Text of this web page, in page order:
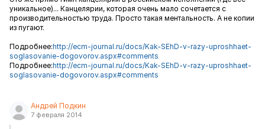
уникальное)... Канцелярии, которая очень мало сочетается с
производительностью труда. Просто такая ментальность. А не копии
из пугают.
Подробнее:http://ecm-journal.ru/docs/Kak-SEhD-v-razy-uproshhaet-
soglasovanie-dogovorov.aspx#comments
Подробнее:http://ecm-journal.ru/docs/Kak-SEhD-v-razy-uproshhaet-
soglasovanie-dogovorov.aspx#comments
Андрей Подкин
7 февраля 2014